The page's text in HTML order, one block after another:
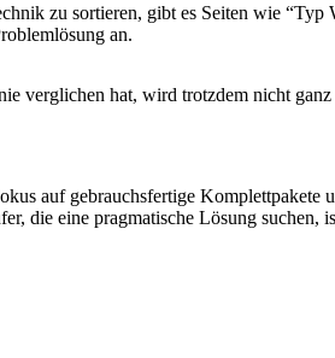
zu sortieren, gibt es Seiten wie “Typ
an.
verglichen hat, wird trotzdem nicht
auf gebrauchsfertige Komplettpakete
die eine pragmatische Lösung suchen,